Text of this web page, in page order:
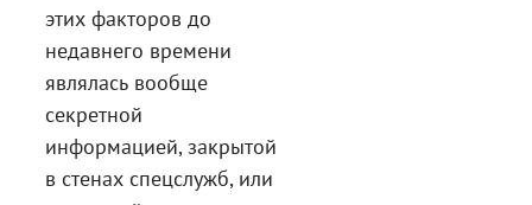
этих факторов до
недавнего времени
являлась вообще
секретной
информацией, закрытой
в стенах спецслужб, или